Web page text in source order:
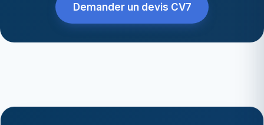
Demander un devis CV7